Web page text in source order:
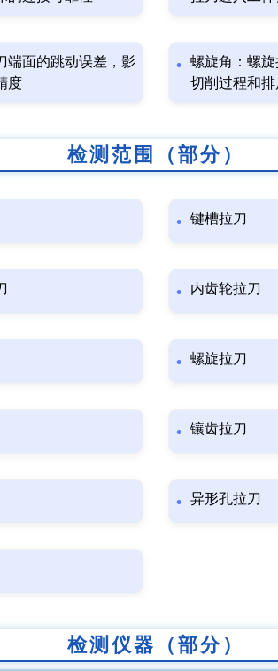
端面的跳动误差，影
度
螺旋角：螺
切削过程和
检测范围（部分）
键槽拉刀
内齿轮拉刀
螺旋拉刀
镶齿拉刀
异形孔拉刀
检测仪器（部分）